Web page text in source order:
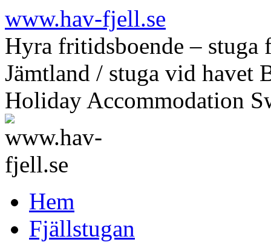
till
innehåll
www.hav-fjell.se
Hyra fritidsboende – stuga
Jämtland / stuga vid havet
Holiday Accommodation
Hem
Fjällstugan